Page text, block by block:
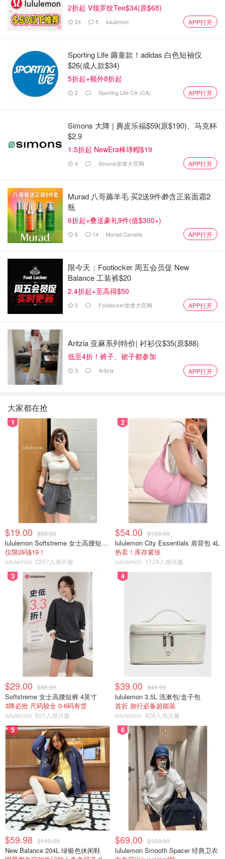
2折起 V领罗纹Tee$34(原$68)
24 5 lululemon APP打开
Sporting Life 薅童款！adidas 白色短袖仅
$26(成人款$34)
5折起+额外8折起
2 Sporting Life CA (CA) APP打开
Simons 大降 | 麂皮乐福$59(原$190)、马克杯
$2.9
1.5折起 NewEra棒球帽$19
4 Simons加拿大官网 APP打开
Murad 八哥薅羊毛 买2送9件🎁含正装面霜2
瓶
6折起+叠送豪礼9件(值$300+)
6 14 Murad Canada APP打开
限今天：Footlocker 周五会员促 New
Balance 工装裤$20
2.4折起+至高得$50
0 Footlocker加拿大官网 APP打开
Aritzia 亚麻系列特价| 衬衫仅$35(原$88)
低至4折！裤子、裙子都参加
3 Aritzia APP打开
大家都在抢
1
$19.00 $88.00
lululemon Softstreme 女士高腰短裤 10cm
仅限2码$19！
lululemon 2257人感兴趣
2
$54.00 $108.00
lululemon City Essentials 肩背包 4L
热卖！库存紧张
lululemon 1124人感兴趣
3
$29.00 $88.00
Softstreme 女士高腰短裤 4英寸
3降必抢 尺码较全 0-6码有货
lululemon 921人感兴趣
4
$39.00 $48.00
lululemon 3.5L 洗漱包/盒子包
首折 旅行必备超能装
lululemon 828人感兴趣
5
$59.98 $155.00
New Balance 204L 绿银色休闲鞋
6
$69.00 $128.00
lululemon Smooth Spacer 经典卫衣